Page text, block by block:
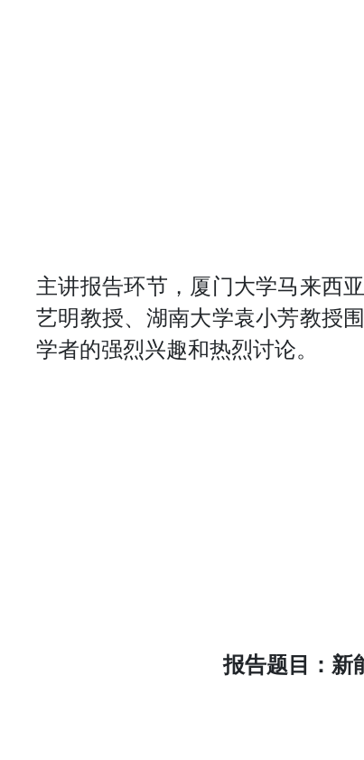
主讲报告环节，厦门大学马来西
艺明教授、湖南大学袁小芳教授
学者的强烈兴趣和热烈讨论。
报告题目：新